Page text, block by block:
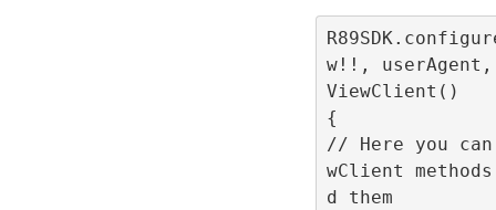
w!!, userAgent,
ViewClient()
{
// Here you can
wClient
d them